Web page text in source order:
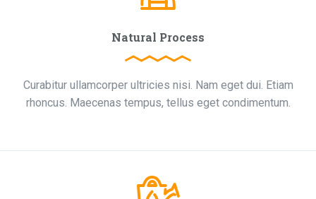
Natural Process
Curabitur ullamcorper ultricies nisi. Nam eget dui. Etiam
rhoncus. Maecenas tempus, tellus eget condimentum.